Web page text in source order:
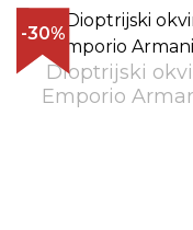
-30%
Dioptrijski
Emporio